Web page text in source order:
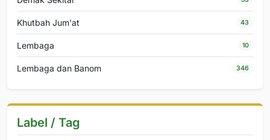
Khutbah Jum'at 43
Lembaga 10
Lembaga dan Banom 346
Label / Tag